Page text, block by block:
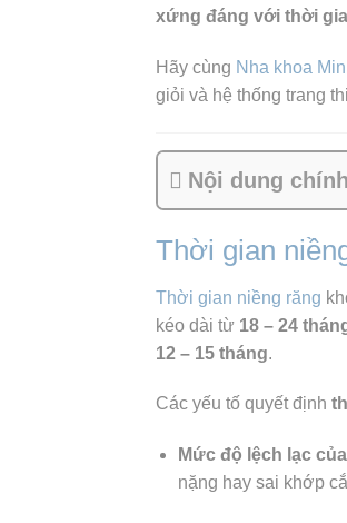
xứng đáng với thời
Hãy cùng Nha khoa
giỏi và hệ thống trang
Nội dung chính
Thời gian
Thời gian niềng răng
kéo dài từ 18 – 24
12 – 15 tháng.
Các yếu tố quyết định
Mức độ lệch lạc
nặng hay sai khớp